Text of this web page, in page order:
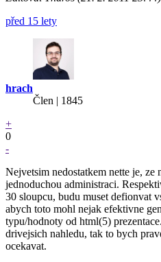
před 15 lety
hrach
Člen | 1845
+
0
-
Nejvetsim nedostatkem nette je, ze
jednoduchou administraci.
30 sloupcu, budu muset defionvat
abych toto mohl nejak efektivne
typu/hodnoty od html(5)
drivejsich nahledu, tak to bych
ocekavat.